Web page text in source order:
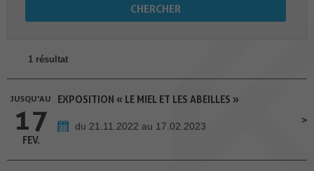
1 résultat
JUSQU'AU
17
FEV.
EXPOSITION « LE MIEL ET LES ABEILLES »
du 21.11.2022 au 17.02.2023